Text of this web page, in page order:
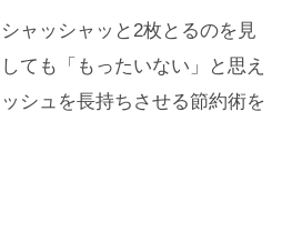
ャッシャッと2枚とるのを見
ても「もったいない」と思え
シュを長持ちさせる節約術を